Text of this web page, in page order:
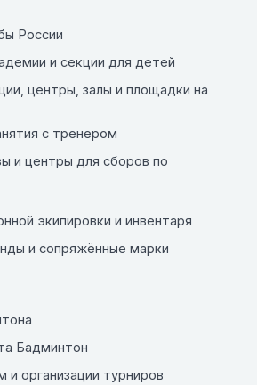
России
и секции для детей
центры, залы и площадки на
с тренером
и центры для сборов по
экипировки и инвентаря
и сопряжённые марки
Бадминтон
и организации турниров